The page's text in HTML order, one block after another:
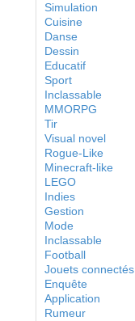
Simulation
Cuisine
Danse
Dessin
Educatif
Sport
Inclassable
MMORPG
Tir
Visual novel
Rogue-Like
Minecraft-like
LEGO
Indies
Gestion
Mode
Inclassable
Football
Jouets connectés
Enquête
Application
Rumeur